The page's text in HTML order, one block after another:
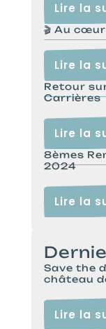
Lire la
🎬 Au cœur
Lire la
Retour
Carrières
Lire la
8èmes
2024
Lire la
Save the
château
Lire la